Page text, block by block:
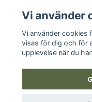
Vi använder
Vi använder cookies
visas för dig och för
upplevelse när du